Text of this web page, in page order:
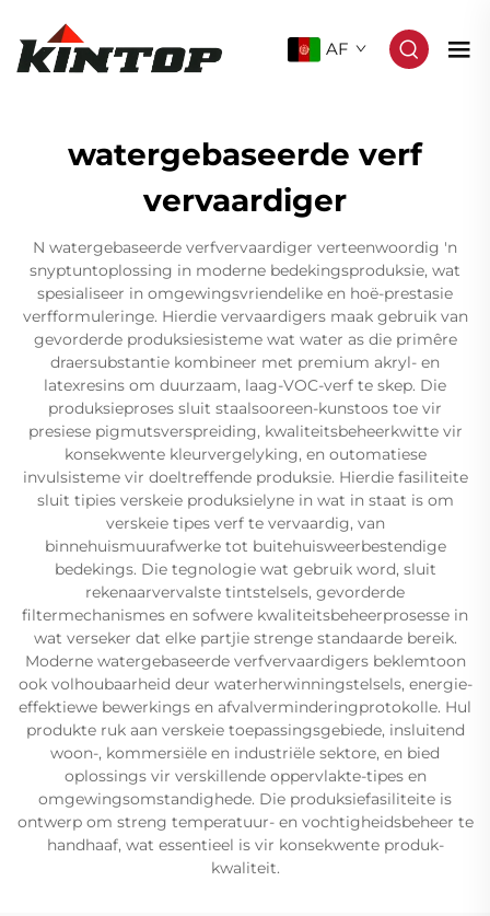
AF
watergebaseerde verf
vervaardiger
N watergebaseerde verfvervaardiger verteenwoordig 'n
snyptuntoplossing in moderne bedekingsproduksie, wat
spesialiseer in omgewingsvriendelike en hoë-prestasie
verfformuleringe. Hierdie vervaardigers maak gebruik van
gevorderde produksiesisteme wat water as die primêre
draersubstantie kombineer met premium akryl- en
latexresins om duurzaam, laag-VOC-verf te skep. Die
produksieproses sluit staalsooreen-kunstoos toe vir
presiese pigmutsverspreiding, kwaliteitsbeheerkwitte vir
konsekwente kleurvergelyking, en outomatiese
invulsisteme vir doeltreffende produksie. Hierdie fasiliteite
sluit tipies verskeie produksielyne in wat in staat is om
verskeie tipes verf te vervaardig, van
binnehuismuurafwerke tot buitehuisweerbestendige
bedekings. Die tegnologie wat gebruik word, sluit
rekenaarvervalste tintstelsels, gevorderde
filtermechanismes en sofwere kwaliteitsbeheerprosesse in
wat verseker dat elke partjie strenge standaarde bereik.
Moderne watergebaseerde verfvervaardigers beklemtoon
ook volhoubaarheid deur waterherwinningstelsels, energie-
effektiewe bewerkings en afvalverminderingprotokolle. Hul
produkte ruk aan verskeie toepassingsgebiede, insluitend
woon-, kommersiële en industriële sektore, en bied
oplossings vir verskillende oppervlakte-tipes en
omgewingsomstandighede. Die produksiefasiliteite is
ontwerp om streng temperatuur- en vochtigheidsbeheer te
handhaaf, wat essentieel is vir konsekwente produk-
kwaliteit.